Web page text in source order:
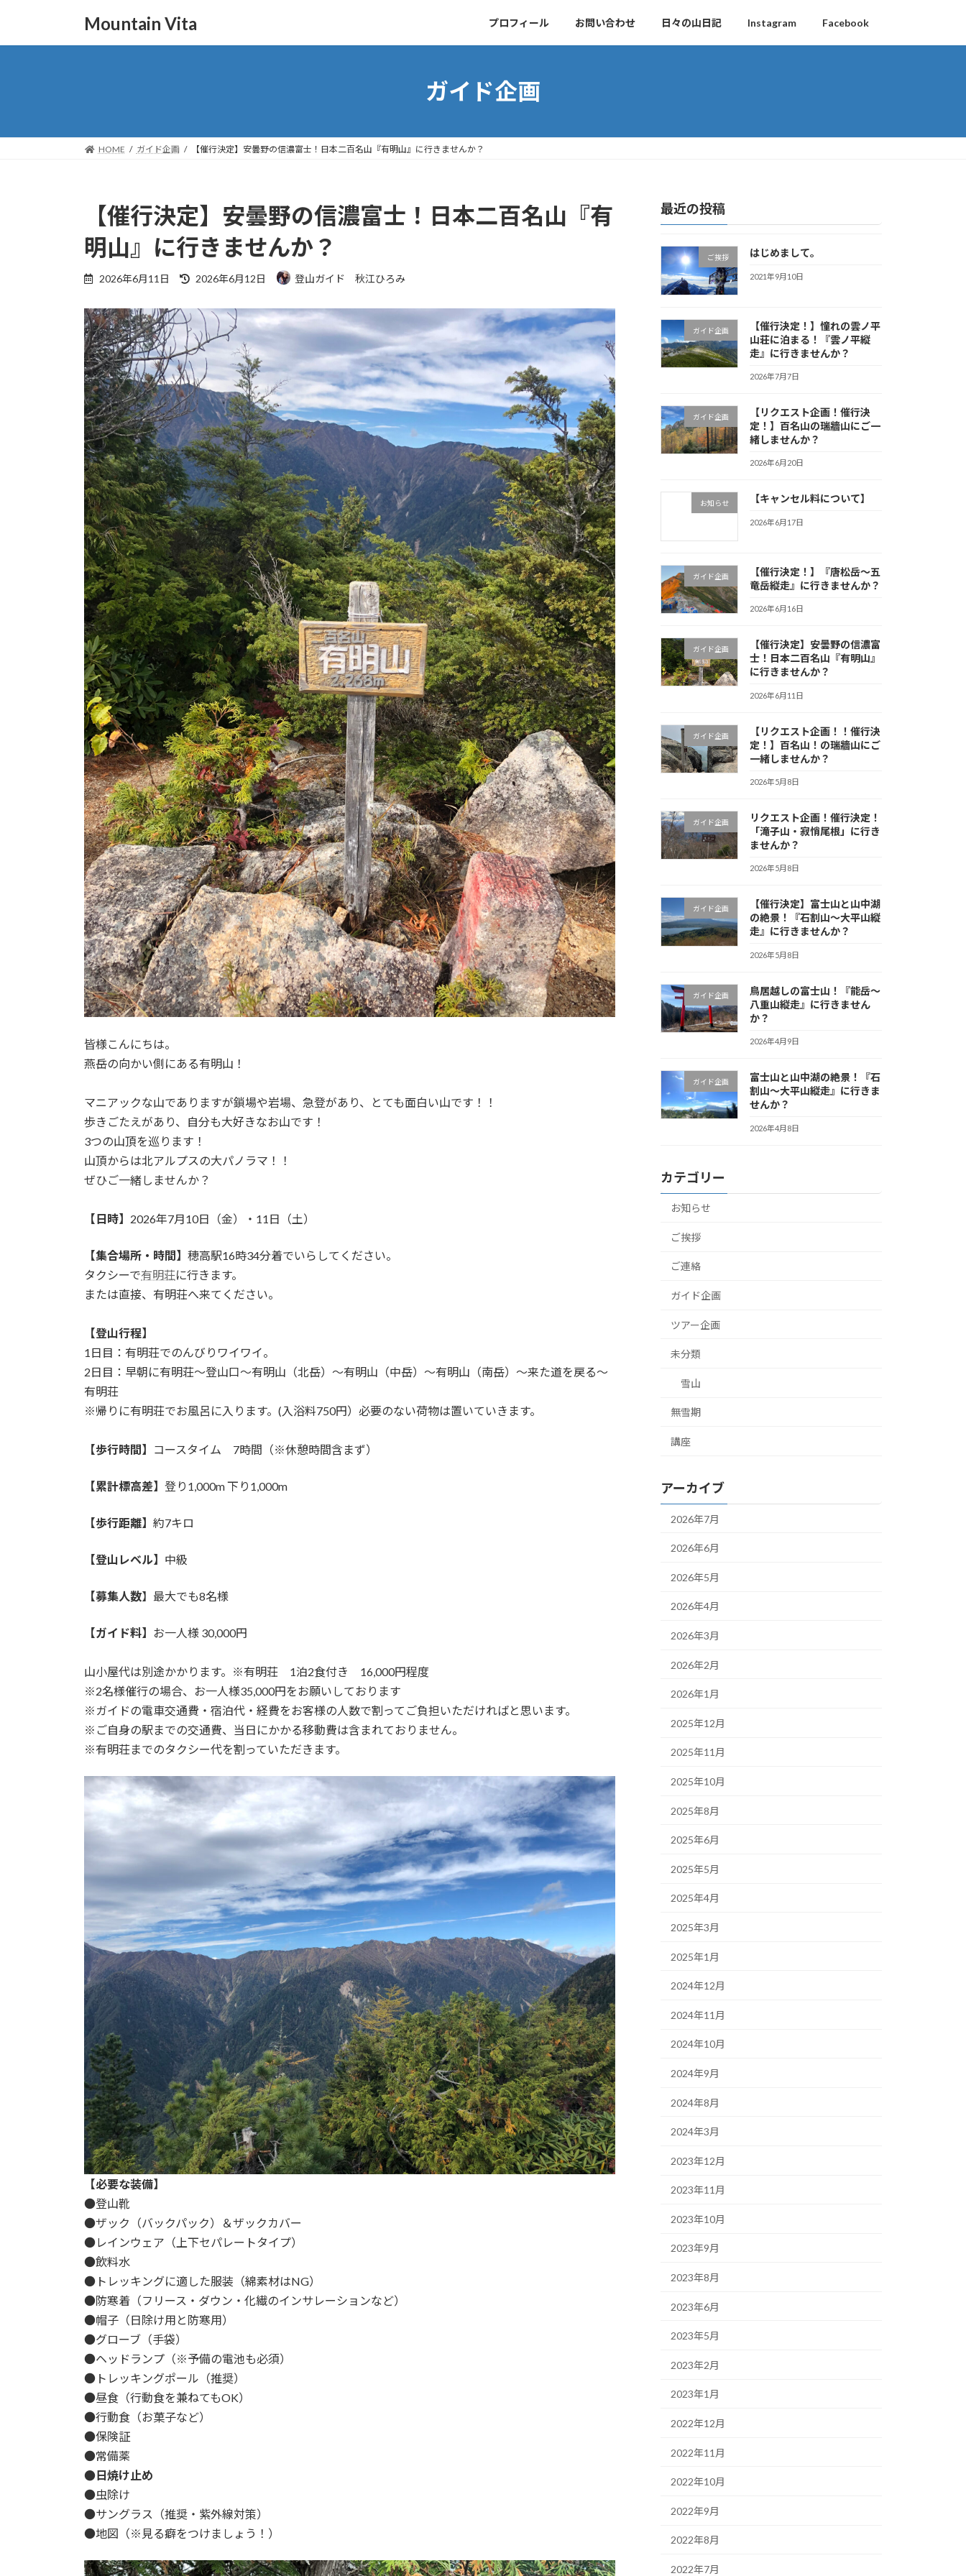
テ
ゲ
Mountain Vita プロフィール お問い合わせ 日々の山日記 Instagram Facebook
ガイド企画
HOME ガイド企画 【催行決定】安曇野の信濃富士！日本二百名山『有明山』に行きませんか？
【催行決定】安曇野の信濃富士！日本二百名山『有
明山』に行きませんか？
2026年6月11日
最
新
日
時
2026年6月12日 登山ガイド 秋江ひろみ
皆様こんにちは。
燕岳の向かい側にある有明山！
マニアックな山でありますが鎖場や岩場、急登があり、とても面白い山です！！
歩きごたえがあり、自分も大好きなお山です！
3つの山頂を巡ります！
山頂からは北アルプスの大パノラマ！！
ぜひご一緒しませんか？
【日時】 2026年7月10日（金）・11日（土）
【集合場所・時間】 穂高駅16時34分着でいらしてください。
タクシーで有明荘に行きます。
または直接、有明荘へ来てください。
【登山行程】
1日目：有明荘でのんびりワイワイ。
2日目：早朝に有明荘〜登山口〜有明山（北岳）〜有明山（中岳）〜有明山（南岳）〜来た道を戻る〜
有明荘
※帰りに有明荘でお風呂に入ります。(入浴料750円）必要のない荷物は置いていきます。
【歩行時間】 コースタイム 7時間（※休憩時間含まず）
【累計標高差】 登り1,000m 下り1,000m
【歩行距離】 約7キロ
【登山レベル】 中級
【募集人数】最大でも8名様
【ガイド料】 お一人様 30,000円
山小屋代は別途かかります。※有明荘 1泊2食付き 16,000円程度
※2名様催行の場合、お一人様35,000円をお願いしております
※ガイドの電車交通費・宿泊代・経費をお客様の人数で割ってご負担いただければと思います。
※ご自身の駅までの交通費、当日にかかる移動費は含まれておりません。
※有明荘までのタクシー代を割っていただきます。
【必要な装備】
●登山靴
●ザック（バックパック）＆ザックカバー
●レインウェア（上下セパレートタイプ）
●飲料水
●トレッキングに適した服装（綿素材はNG）
●防寒着（フリース・ダウン・化繊のインサレーションなど）
●帽子（日除け用と防寒用）
●グローブ（手袋）
●ヘッドランプ（※予備の電池も必須）
●トレッキングポール（推奨）
●昼食（行動食を兼ねてもOK）
●行動食（お菓子など）
●保険証
●常備薬
●日焼け止め
●虫除け
●サングラス（推奨・紫外線対策）
●地図（※見る癖をつけましょう！）
最近の投稿
ご挨拶 はじめまして。
2021年9月10日
ガイド企画
【催行決定！】憧れの雲ノ平
山荘に泊まる！『雲ノ平縦
走』に行きませんか？
2026年7月7日
ガイド企画
【リクエスト企画！催行決
定！】百名山の瑞牆山にご一
緒しませんか？
2026年6月20日
お知らせ 【キャンセル料について】
2026年6月17日
ガイド企画
【催行決定！】『唐松岳〜五
竜岳縦走』に行きませんか？
2026年6月16日
ガイド企画
【催行決定】安曇野の信濃富
士！日本二百名山『有明山』
に行きませんか？
2026年6月11日
ガイド企画
【リクエスト企画！！催行決
定！】百名山！の瑞牆山にご
一緒しませんか？
2026年5月8日
ガイド企画
リクエスト企画！催行決定！
「滝子山・寂悄尾根」に行き
ませんか？
2026年5月8日
ガイド企画
【催行決定】富士山と山中湖
の絶景！『石割山〜大平山縦
走』に行きませんか？
2026年5月8日
ガイド企画
鳥居越しの富士山！『能岳〜
八重山縦走』に行きません
か？
2026年4月9日
ガイド企画
富士山と山中湖の絶景！『石
割山〜大平山縦走』に行きま
せんか？
2026年4月8日
カテゴリー
お知らせ
ご挨拶
ご連絡
ガイド企画
ツアー企画
未分類
雪山
無雪期
講座
アーカイブ
2026年7月
2026年6月
2026年5月
2026年4月
2026年3月
2026年2月
2026年1月
2025年12月
2025年11月
2025年10月
2025年8月
2025年6月
2025年5月
2025年4月
2025年3月
2025年1月
2024年12月
2024年11月
2024年10月
2024年9月
2024年8月
2024年3月
2023年12月
2023年11月
2023年10月
2023年9月
2023年8月
2023年6月
2023年5月
2023年2月
2023年1月
2022年12月
2022年11月
2022年10月
2022年9月
2022年8月
2022年7月